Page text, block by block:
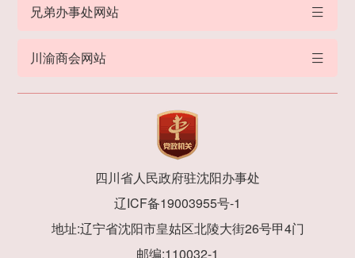
兄弟办事处网站
川渝商会网站
四川省人民政府驻沈阳办事处
辽ICF备19003955号-1
地址:辽宁省沈阳市皇姑区北陵大街26号甲4门
邮编:110032-1